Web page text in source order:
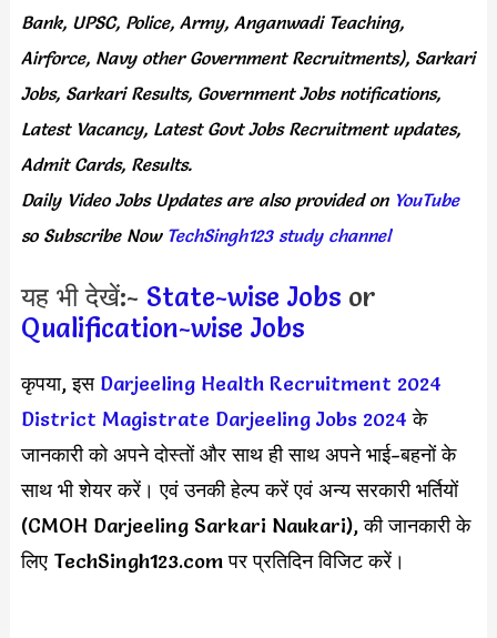
Bank, UPSC, Police, Army, Anganwadi Teaching,
Airforce, Navy other Government Recruitments), Sarkari
Jobs, Sarkari Results, Government Jobs notifications,
Latest Vacancy, Latest Govt Jobs Recruitment updates,
Admit Cards, Results.
Daily Video Jobs Updates are also provided onYouTube
so Subscribe Now TechSingh123 study channel
यह भी देखें:- State-wise Jobs or
Qualification-wise Jobs
कृपया, इस Darjeeling Health Recruitment 2024
District Magistrate Darjeeling Jobs 2024 के
जानकारी को अपने दोस्तों और साथ ही साथ अपने भाई-बहनों के
साथ भी शेयर करें। एवं उनकी हेल्प करें एवं अन्य सरकारी भर्तियों
(CMOH Darjeeling Sarkari Naukari), की जानकारी के
लिए TechSingh123.com पर प्रतिदिन विजिट करें।